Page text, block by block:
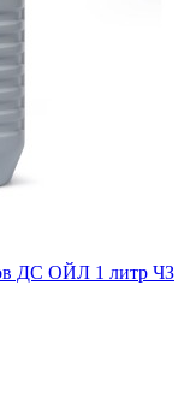
ДС ОЙЛ 1 литр ЧЗ